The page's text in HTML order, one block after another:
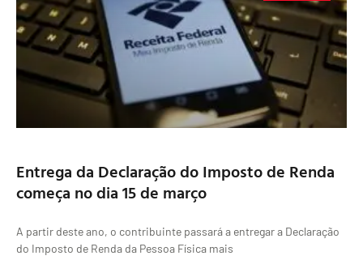
Entrega da Declaração do Imposto de Renda
começa no dia 15 de março
A partir deste ano, o contribuinte passará a entregar a Declaração
do Imposto de Renda da Pessoa Física mais